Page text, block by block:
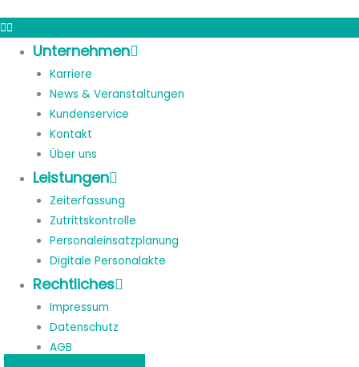
Unternehmen
Karriere
News & Veranstaltungen
Kundenservice
Kontakt
Über uns
Leistungen
Zeiterfassung
Zutrittskontrolle
Personaleinsatzplanung
Digitale Personalakte
Rechtliches
Impressum
Datenschutz
AGB